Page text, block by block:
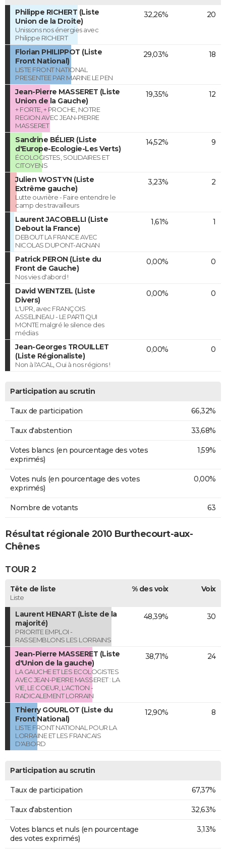
Philippe RICHERT (Liste
Union de la Droite)
Unissons nos énergies avec
Philippe RICHERT
32,26% 20
Florian PHILIPPOT (Liste
Front National)
LISTE FRONT NATIONAL
PRESENTEE PAR MARINE LE PEN
29,03% 18
Jean-Pierre MASSERET (Liste
Union de la Gauche)
+ FORTE, + PROCHE, NOTRE
REGION AVEC JEAN-PIERRE
MASSERET
19,35% 12
Sandrine BÉLIER (Liste
d'Europe-Ecologie-Les Verts)
ÉCOLOGISTES, SOLIDAIRES ET
CITOYENS
14,52% 9
Julien WOSTYN (Liste
Extrême gauche)
Lutte ouvrière - Faire entendre le
camp des travailleurs
3,23% 2
Laurent JACOBELLI (Liste
Debout la France)
DEBOUT LA FRANCE AVEC
NICOLAS DUPONT-AIGNAN
1,61% 1
Patrick PERON (Liste du
Front de Gauche)
Nos vies d'abord !
0,00% 0
David WENTZEL (Liste
Divers)
L'UPR, avec FRANÇOIS
ASSELINEAU - LE PARTI QUI
MONTE malgré le silence des
médias
0,00% 0
Jean-Georges TROUILLET
(Liste Régionaliste)
Non à l'ACAL, Oui à nos régions !
0,00% 0
Participation au scrutin
Taux de participation 66,32%
Taux d'abstention 33,68%
Votes blancs (en pourcentage des votes
exprimés)
1,59%
Votes nuls (en pourcentage des votes
exprimés)
0,00%
Nombre de votants 63
Résultat régionale 2010 Burthecourt-aux-
Chênes
TOUR 2
Tête de liste
Liste
% des voix Voix
Laurent HENART (Liste de la
majorité)
PRIORITE EMPLOI -
RASSEMBLONS LES LORRAINS
48,39% 30
Jean-Pierre MASSERET (Liste
d'Union de la gauche)
LA GAUCHE ET LES ECOLOGISTES
AVEC JEAN-PIERRE MASSERET : LA
VIE, LE COEUR, L'ACTION -
RADICALEMENT LORRAIN
38,71% 24
Thierry GOURLOT (Liste du
Front National)
LISTE FRONT NATIONAL POUR LA
LORRAINE ET LES FRANCAIS
D'ABORD
12,90% 8
Participation au scrutin
Taux de participation 67,37%
Taux d'abstention 32,63%
Votes blancs et nuls (en pourcentage
des votes exprimés)
3,13%